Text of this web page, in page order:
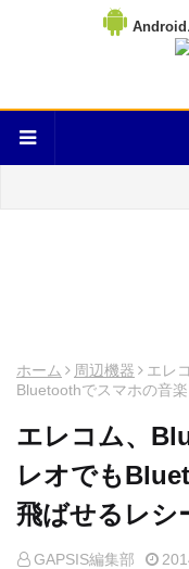
Android
ホーム 周辺機器
エレ
Bluetoothでスマホの音
エレコム、
レオでも
飛ばせるレシ
GAPSIS編集部